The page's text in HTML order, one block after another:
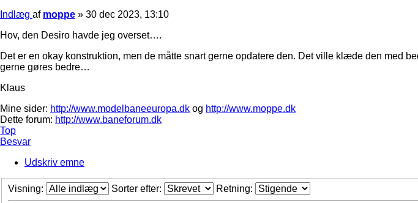
Indlæg af moppe » 30 dec 2023, 13:10
Hov, den Desiro havde jeg overset….
Det er en okay konstruktion, men de måtte snart gerne opdatere den. Det ville klæde den med
gerne gøres bedre…
Klaus
Mine sider: http://www.modelbaneeuropa.dk og http://www.moppe.dk
Dette forum: http://www.baneforum.dk
Top
Besvar
Udskriv emne
Visning: Sorter efter: Retning: